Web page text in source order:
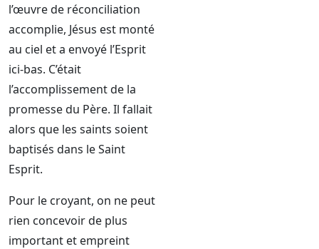
l’œuvre de réconciliation
accomplie, Jésus est monté
au ciel et a envoyé l’Esprit
ici-bas. C’était
l’accomplissement de la
promesse du Père. Il fallait
alors que les saints soient
baptisés dans le Saint
Esprit.
Pour le croyant, on ne peut
rien concevoir de plus
important et empreint